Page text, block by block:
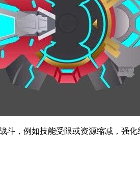
斗，例如技能受限或资源缩减，强